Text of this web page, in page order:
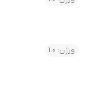
ورژن: 1.0